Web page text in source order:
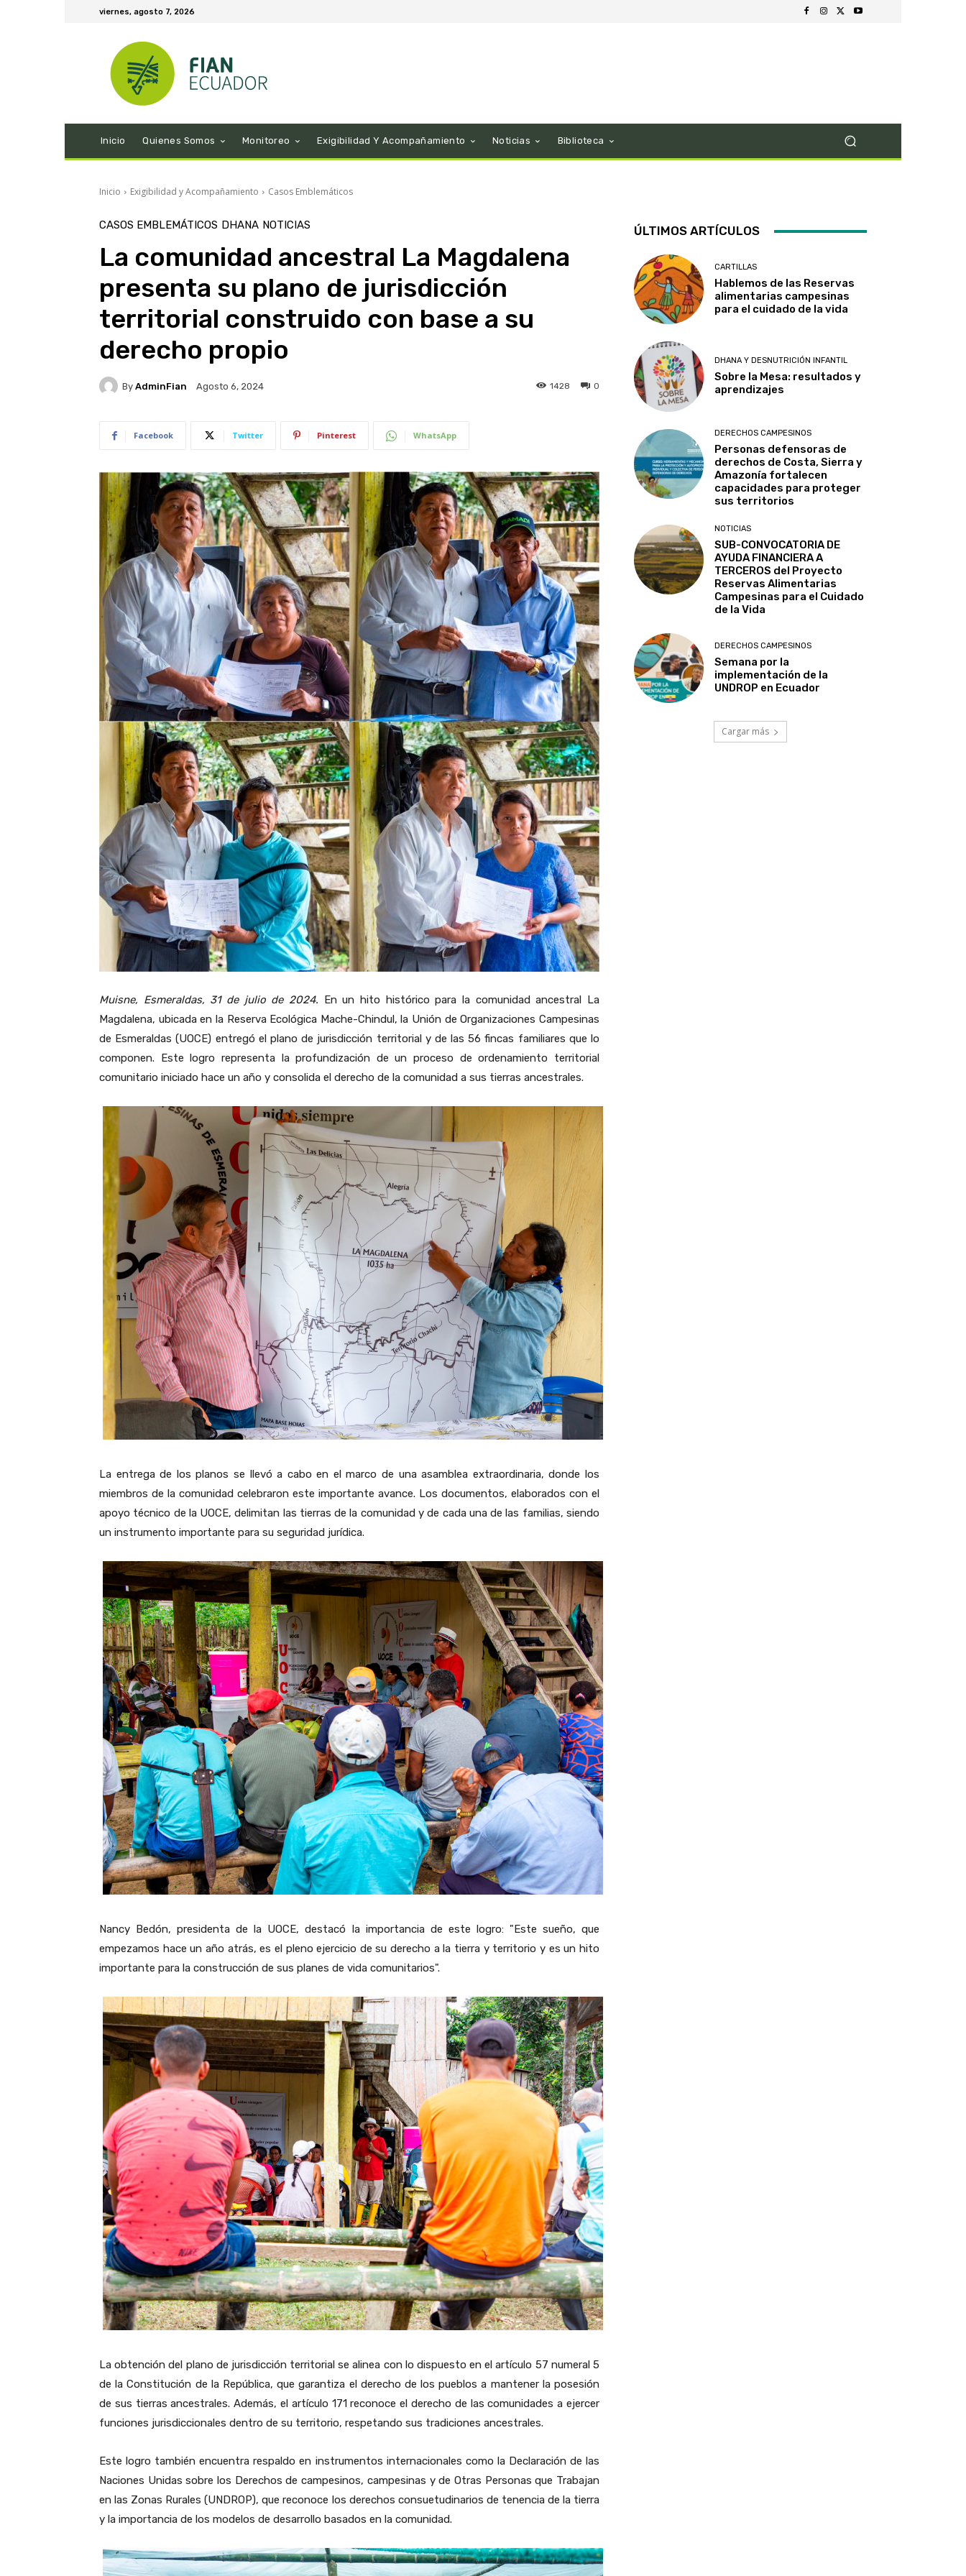
viernes, agosto 7, 2026
Inicio Quienes Somos Monitoreo Exigibilidad Y Acompañamiento Noticias Biblioteca
Inicio Exigibilidad y Acompañamiento Casos Emblemáticos
CASOS EMBLEMÁTICOS DHANA NOTICIAS
La comunidad ancestral La Magdalena
presenta su plano de jurisdicción
territorial construido con base a su
derecho propio
By AdminFian Agosto 6, 2024 0
1428
Facebook Twitter Pinterest WhatsApp
Muisne, Esmeraldas, 31 de julio de 2024. En un hito histórico para la comunidad ancestral La
Magdalena, ubicada en la Reserva Ecológica Mache-Chindul, la Unión de Organizaciones Campesinas
de Esmeraldas (UOCE) entregó el plano de jurisdicción territorial y de las 56 fincas familiares que lo
componen. Este logro representa la profundización de un proceso de ordenamiento territorial
comunitario iniciado hace un año y consolida el derecho de la comunidad a sus tierras ancestrales.
La entrega de los planos se llevó a cabo en el marco de una asamblea extraordinaria, donde los
miembros de la comunidad celebraron este importante avance. Los documentos, elaborados con el
apoyo técnico de la UOCE, delimitan las tierras de la comunidad y de cada una de las familias, siendo
un instrumento importante para su seguridad jurídica.
Nancy Bedón, presidenta de la UOCE, destacó la importancia de este logro: "Este sueño, que
empezamos hace un año atrás, es el pleno ejercicio de su derecho a la tierra y territorio y es un hito
importante para la construcción de sus planes de vida comunitarios".
La obtención del plano de jurisdicción territorial se alinea con lo dispuesto en el artículo 57 numeral 5
de la Constitución de la República, que garantiza el derecho de los pueblos a mantener la posesión
de sus tierras ancestrales. Además, el artículo 171 reconoce el derecho de las comunidades a ejercer
funciones jurisdiccionales dentro de su territorio, respetando sus tradiciones ancestrales.
Este logro también encuentra respaldo en instrumentos internacionales como la Declaración de las
Naciones Unidas sobre los Derechos de campesinos, campesinas y de Otras Personas que Trabajan
en las Zonas Rurales (UNDROP), que reconoce los derechos consuetudinarios de tenencia de la tierra
y la importancia de los modelos de desarrollo basados en la comunidad.
ÚLTIMOS ARTÍCULOS
CARTILLAS
Hablemos de las Reservas
alimentarias campesinas
para el cuidado de la vida
DHANA Y DESNUTRICIÓN INFANTIL
Sobre la Mesa: resultados y
aprendizajes
DERECHOS CAMPESINOS
Personas defensoras de
derechos de Costa, Sierra y
Amazonía fortalecen
capacidades para proteger
sus territorios
NOTICIAS
SUB-CONVOCATORIA DE
AYUDA FINANCIERA A
TERCEROS del Proyecto
Reservas Alimentarias
Campesinas para el Cuidado
de la Vida
DERECHOS CAMPESINOS
Semana por la
implementación de la
UNDROP en Ecuador
Cargar más